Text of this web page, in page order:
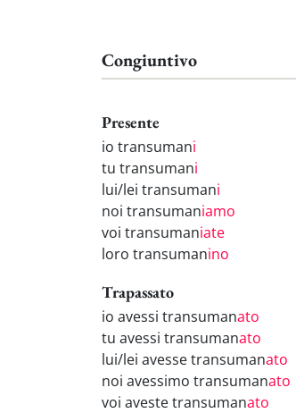
Congiuntivo
Presente
io transumani
tu transumani
lui/lei transumani
noi transumaniamo
voi transumaniate
loro transumanino
Trapassato
io avessi transumanato
tu avessi transumanato
lui/lei avesse transumanato
noi avessimo transumanato
voi aveste transumanato